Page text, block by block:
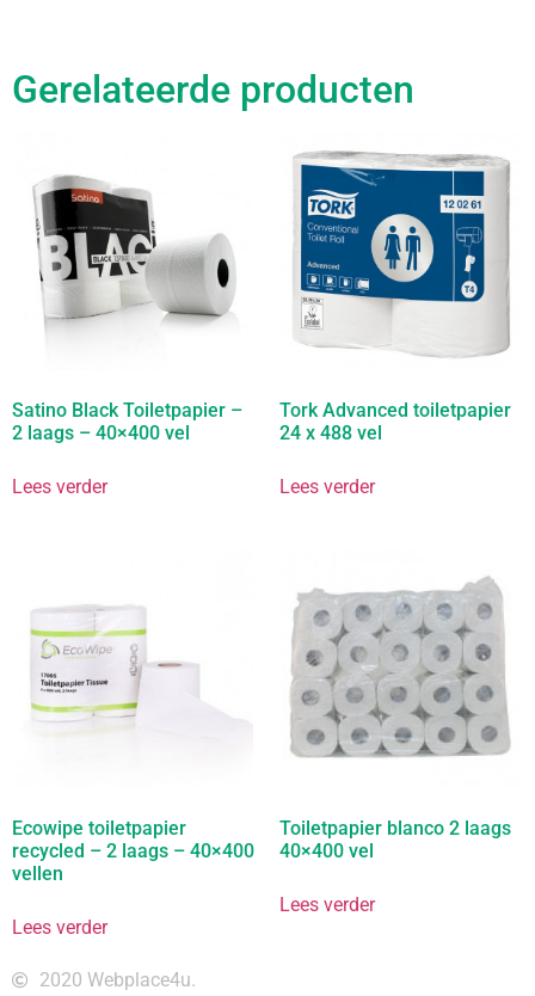
Gerelateerde producten
Satino Black Toiletpapier –
2 laags – 40×400 vel
Lees verder
Tork Advanced toiletpapier
24 x 488 vel
Lees verder
Ecowipe toiletpapier
recycled – 2 laags – 40×400
vellen
Lees verder
Toiletpapier blanco 2 laags
40×400 vel
Lees verder
2020 Webplace4u.